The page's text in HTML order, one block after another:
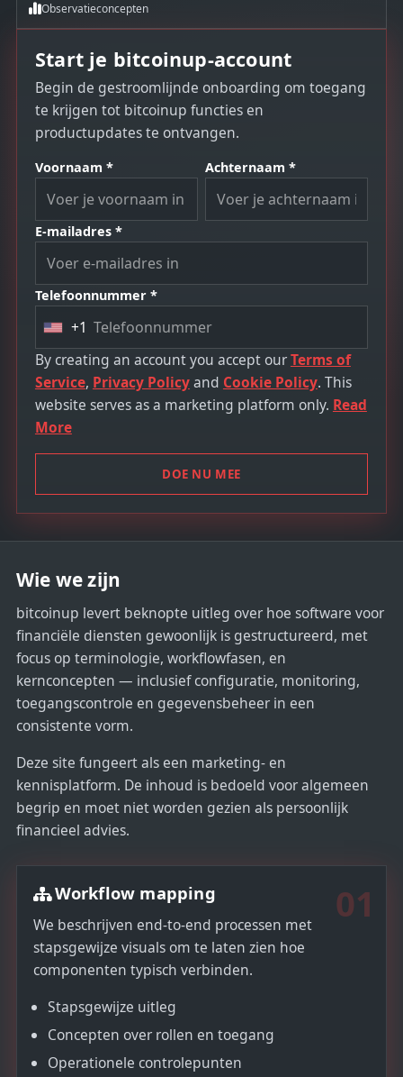
Observatieconcepten
Start je bitcoinup-account
Begin de gestroomlijnde onboarding om toegang
te krijgen tot bitcoinup functies en
productupdates te ontvangen.
Voornaam * Achternaam *
E-mailadres *
Telefoonnummer *
U
n
i
t
e
t
a
t
s
1
+1
By creating an account you accept ourTerms of
Service, Privacy Policyand Cookie Policy. This
website serves as a marketing platform only. Read
More
DOE NU MEE
Wie we zijn
bitcoinup levert beknopte uitleg over hoe software voor
financiële diensten gewoonlijk is gestructureerd, met
focus op terminologie, workflowfasen, en
kernconcepten — inclusief configuratie, monitoring,
toegangscontrole en gegevensbeheer in een
consistente vorm.
Deze site fungeert als een marketing- en
kennisplatform. De inhoud is bedoeld voor algemeen
begrip en moet niet worden gezien als persoonlijk
financieel advies.
01
Workflow mapping
We beschrijven end-to-end processen met
stapsgewijze visuals om te laten zien hoe
componenten typisch verbinden.
Stapsgewijze uitleg
Concepten over rollen en toegang
Operationele controlepunten